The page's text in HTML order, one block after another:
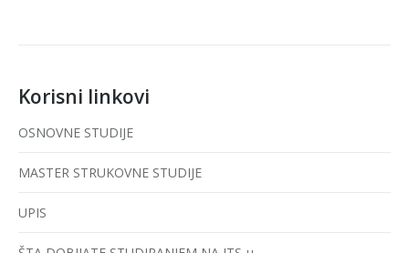
Korisni linkovi
OSNOVNE STUDIJE
MASTER STRUKOVNE STUDIJE
UPIS